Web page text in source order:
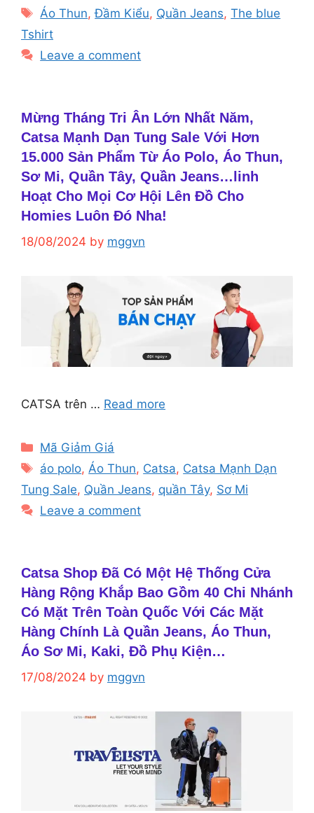
Tags
Áo Thun,Đầm Kiểu, Quần Jeans,The blue
Tshirt
Leave a comment
Mừng Tháng Tri Ân Lớn Nhất Năm,
Catsa Mạnh Dạn Tung Sale Với Hơn
15.000 Sản Phẩm Từ Áo Polo, Áo Thun,
Sơ Mi, Quần Tây, Quần Jeans…linh
Hoạt Cho Mọi Cơ Hội Lên Đồ Cho
Homies Luôn Đó Nha!
18/08/2024 by mggvn
CATSA trên … Read more
Categories
Mã Giảm Giá
Tags
áo polo, Áo Thun, Catsa, Catsa Mạnh Dạn
Tung Sale, Quần Jeans, quần Tây, Sơ Mi
Leave a comment
Catsa Shop Đã Có Một Hệ Thống Cửa
Hàng Rộng Khắp Bao Gồm 40 Chi Nhánh
Có Mặt Trên Toàn Quốc Với Các Mặt
Hàng Chính Là Quần Jeans, Áo Thun,
Áo Sơ Mi, Kaki, Đồ Phụ Kiện…
17/08/2024 by mggvn